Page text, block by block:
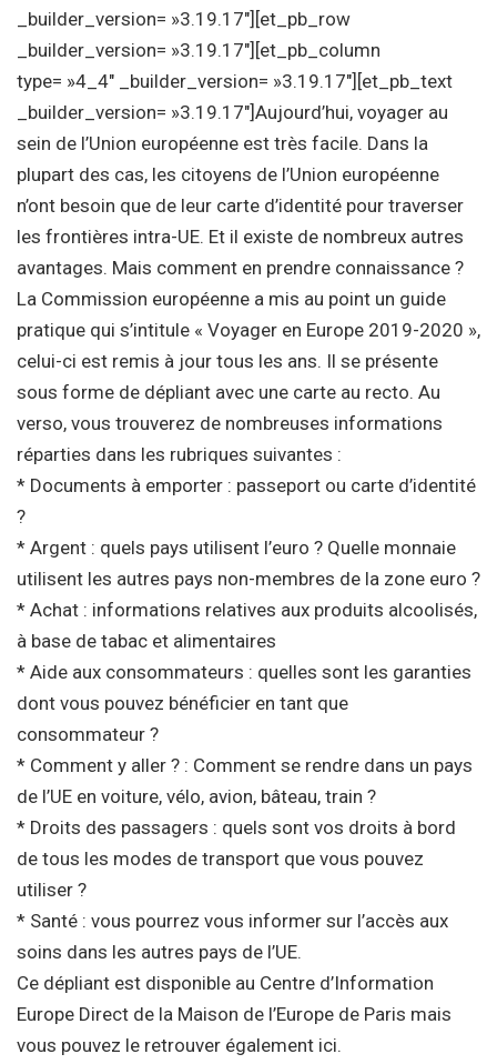
_builder_version= »3.19.17″][et_pb_row
_builder_version= »3.19.17″][et_pb_column
type= »4_4″ _builder_version= »3.19.17″][et_pb_text
_builder_version= »3.19.17″]Aujourd’hui, voyager au
sein de l’Union européenne est très facile. Dans la
plupart des cas, les citoyens de l’Union européenne
n’ont besoin que de leur carte d’identité pour traverser
les frontières intra-UE. Et il existe de nombreux autres
avantages. Mais comment en prendre connaissance ?
La Commission européenne a mis au point un guide
pratique qui s’intitule « Voyager en Europe 2019-2020 »,
celui-ci est remis à jour tous les ans. Il se présente
sous forme de dépliant avec une carte au recto. Au
verso, vous trouverez de nombreuses informations
réparties dans les rubriques suivantes :
* Documents à emporter : passeport ou carte d’identité
?
* Argent : quels pays utilisent l’euro ? Quelle monnaie
utilisent les autres pays non-membres de la zone euro ?
* Achat : informations relatives aux produits alcoolisés,
à base de tabac et alimentaires
* Aide aux consommateurs : quelles sont les garanties
dont vous pouvez bénéficier en tant que
consommateur ?
* Comment y aller ? : Comment se rendre dans un pays
de l’UE en voiture, vélo, avion, bâteau, train ?
* Droits des passagers : quels sont vos droits à bord
de tous les modes de transport que vous pouvez
utiliser ?
* Santé : vous pourrez vous informer sur l’accès aux
soins dans les autres pays de l’UE.
Ce dépliant est disponible au Centre d’Information
Europe Direct de la Maison de l’Europe de Paris mais
vous pouvez le retrouver également ici.